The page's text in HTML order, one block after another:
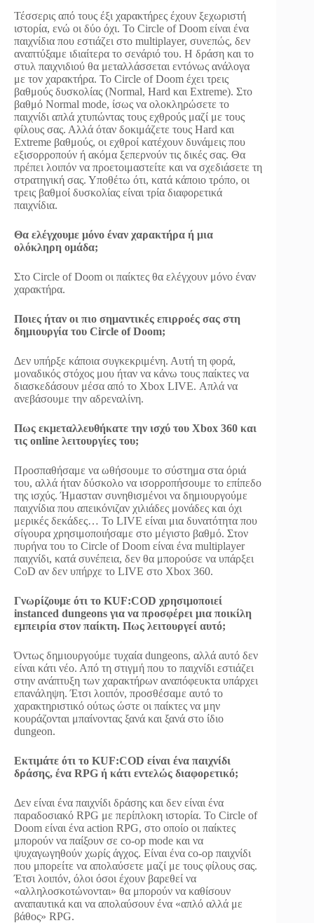
Τέσσερις από τους έξι χαρακτήρες έχουν ξεχωριστή
ιστορία, ενώ οι δύο όχι. Το Circle of Doom είναι ένα
παιχνίδια που εστιάζει στο multiplayer, συνεπώς, δεν
αναπτύξαμε ιδιαίτερα το σενάριό του. Η δράση και το
στυλ παιχνιδιού θα μεταλλάσσεται εντόνως ανάλογα
με τον χαρακτήρα. Το Circle of Doom έχει τρεις
βαθμούς δυσκολίας (Normal, Hard και Extreme). Στο
βαθμό Normal mode, ίσως να ολοκληρώσετε το
παιχνίδι απλά χτυπώντας τους εχθρούς μαζί με τους
φίλους σας. Αλλά όταν δοκιμάζετε τους Hard και
Extreme βαθμούς, οι εχθροί κατέχουν δυνάμεις που
εξισορροπούν ή ακόμα ξεπερνούν τις δικές σας. Θα
πρέπει λοιπόν να προετοιμαστείτε και να σχεδιάσετε τη
στρατηγική σας. Υποθέτω ότι, κατά κάποιο τρόπο, οι
τρεις βαθμοί δυσκολίας είναι τρία διαφορετικά
παιχνίδια.
Θα ελέγχουμε μόνο έναν χαρακτήρα ή μια
ολόκληρη ομάδα;
Στο Circle of Doom οι παίκτες θα ελέγχουν μόνο έναν
χαρακτήρα.
Ποιες ήταν οι πιο σημαντικές επιρροές σας στη
δημιουργία του Circle of Doom;
Δεν υπήρξε κάποια συγκεκριμένη. Αυτή τη φορά,
μοναδικός στόχος μου ήταν να κάνω τους παίκτες να
διασκεδάσουν μέσα από το Xbox LIVE. Απλά να
ανεβάσουμε την αδρεναλίνη.
Πως εκμεταλλευθήκατε την ισχύ του Xbox 360 και
τις online λειτουργίες του;
Προσπαθήσαμε να ωθήσουμε το σύστημα στα όριά
του, αλλά ήταν δύσκολο να ισορροπήσουμε το επίπεδο
της ισχύς. Ήμασταν συνηθισμένοι να δημιουργούμε
παιχνίδια που απεικόνιζαν χιλιάδες μονάδες και όχι
μερικές δεκάδες… Το LIVE είναι μια δυνατότητα που
σίγουρα χρησιμοποιήσαμε στο μέγιστο βαθμό. Στον
πυρήνα του το Circle of Doom είναι ένα multiplayer
παιχνίδι, κατά συνέπεια, δεν θα μπορούσε να υπάρξει
CoD αν δεν υπήρχε το LIVE στο Xbox 360.
Γνωρίζουμε ότι το KUF:COD χρησιμοποιεί
instanced dungeons για να προσφέρει μια ποικίλη
εμπειρία στον παίκτη. Πως λειτουργεί αυτό;
Όντως δημιουργούμε τυχαία dungeons, αλλά αυτό δεν
είναι κάτι νέο. Από τη στιγμή που το παιχνίδι εστιάζει
στην ανάπτυξη των χαρακτήρων αναπόφευκτα υπάρχει
επανάληψη. Έτσι λοιπόν, προσθέσαμε αυτό το
χαρακτηριστικό ούτως ώστε οι παίκτες να μην
κουράζονται μπαίνοντας ξανά και ξανά στο ίδιο
dungeon.
Εκτιμάτε ότι το KUF:COD είναι ένα παιχνίδι
δράσης, ένα RPG ή κάτι εντελώς διαφορετικό;
Δεν είναι ένα παιχνίδι δράσης και δεν είναι ένα
παραδοσιακό RPG με περίπλοκη ιστορία. Το Circle of
Doom είναι ένα action RPG, στο οποίο οι παίκτες
μπορούν να παίξουν σε co-op mode και να
ψυχαγωγηθούν χωρίς άγχος. Είναι ένα co-op παιχνίδι
που μπορείτε να απολαύσετε μαζί με τους φίλους σας.
Έτσι λοιπόν, όλοι όσοι έχουν βαρεθεί να
«αλληλοσκοτώνονται» θα μπορούν να καθίσουν
αναπαυτικά και να απολαύσουν ένα «απλό αλλά με
βάθος» RPG.